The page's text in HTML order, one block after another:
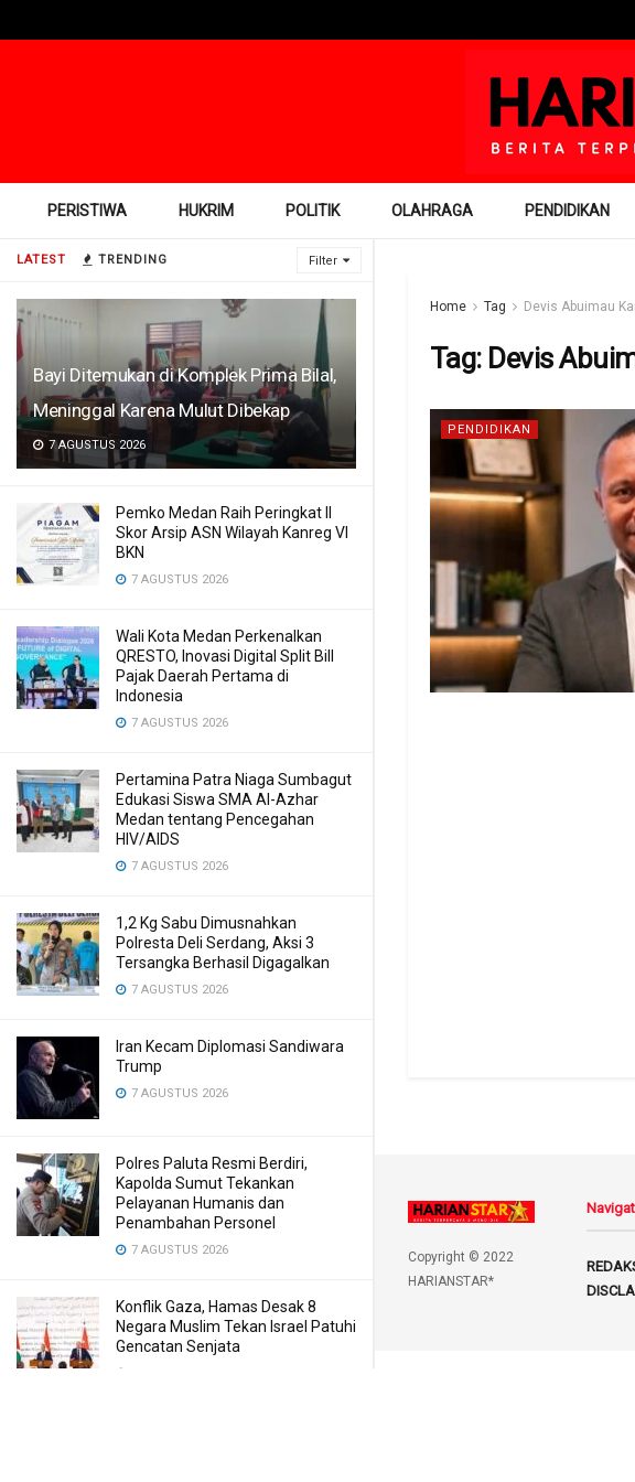
LATEST TRENDING Filter
Bayi Ditemukan di Komplek Prima Bilal,
Meninggal Karena Mulut Dibekap
7 AGUSTUS 2026
Pemko Medan Raih Peringkat II
Skor Arsip ASN Wilayah Kanreg VI
BKN
7 AGUSTUS 2026
Wali Kota Medan Perkenalkan
QRESTO, Inovasi Digital Split Bill
Pajak Daerah Pertama di
Indonesia
7 AGUSTUS 2026
Pertamina Patra Niaga Sumbagut
Edukasi Siswa SMA Al-Azhar
Medan tentang Pencegahan
HIV/AIDS
7 AGUSTUS 2026
1,2 Kg Sabu Dimusnahkan
Polresta Deli Serdang, Aksi 3
Tersangka Berhasil Digagalkan
7 AGUSTUS 2026
Iran Kecam Diplomasi Sandiwara
Trump
7 AGUSTUS 2026
Polres Paluta Resmi Berdiri,
Kapolda Sumut Tekankan
Pelayanan Humanis dan
Penambahan Personel
7 AGUSTUS 2026
Konflik Gaza, Hamas Desak 8
Negara Muslim Tekan Israel Patuhi
Gencatan Senjata
PERISTIWA HUKRIM POLITIK OLAHRAGA PENDIDIKAN
Home Tag Devis Abuimau
Tag: Devis
PENDIDIKAN
Copyright © 2022
HARIANSTAR*